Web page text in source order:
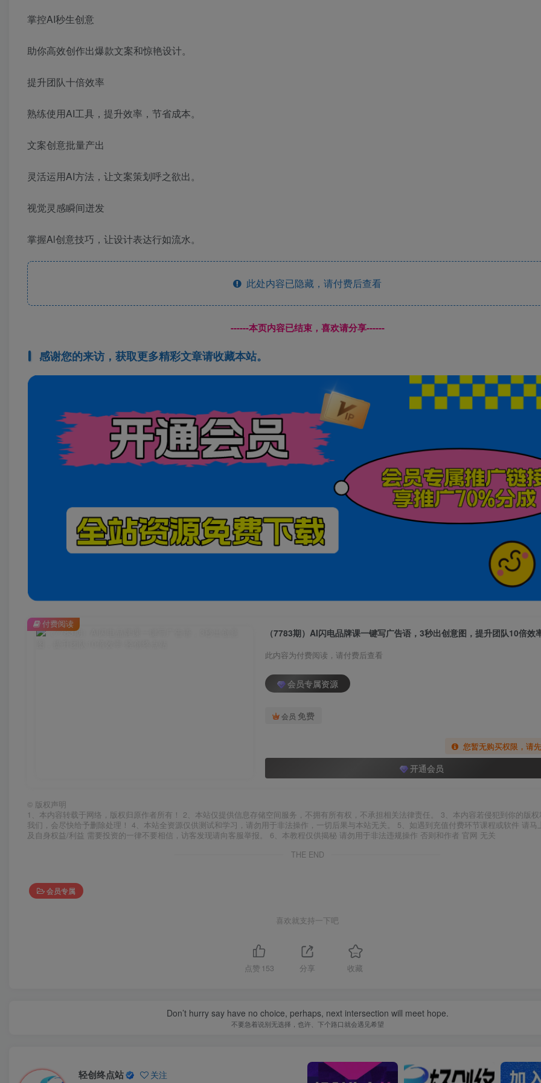
掌控AI秒生创意
助你高效创作出爆款文案和惊艳设计。
提升团队十倍效率
熟练使用AI工具，提升效率，节省成本。
文案创意批量产出
灵活运用AI方法，让文案策划呼之欲出。
视觉灵感瞬间迸发
掌握Al创意技巧，让设计表达行如流水。
此处内容已隐藏，请付费后查看
------本页内容已结束，喜欢请分享------
感谢您的来访，获取更多精彩文章请收藏本站。
（7783期）AI闪电品牌课一键写广告语，3秒出创意图，提升团队10倍效
此内容为付费阅读，请付费后查看
会员专属资源
会员 免费
您暂无购买权限，请
开通会员
付费阅读
© 版权声明
1、本内容转载于网络，版权归原作者所有！ 2、本站仅提供信息存储空间服务，不拥有所有权，不承担相关法律责任。 3、本内容若侵犯到你的版
我们，会尽快给予删除处理！ 4、本站全资源仅供测试和学习，请勿用于非法操作，一切后果与本站无关。 5、如遇到充值付费环节课程或软件 请马
及自身权益/利益 需要投资的一律不要相信，访客发现请向客服举报。 6、本教程仅供揭秘 请勿用于非法违规操作 否则和作者 官网 无关
THE END
会员专属
喜欢就支持一下吧
点赞 153 分享 收藏
Don’t hurry say have no choice, perhaps, next intersection will meet hope.
不要急着说别无选择，也许、下个路口就会遇见希望
轻创终点站 关注